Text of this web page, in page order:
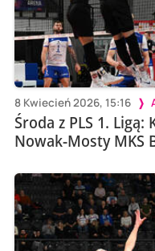
8 Kwiecień 2026, 15:16
Środa z PLS 1.
Nowak-Mosty MKS